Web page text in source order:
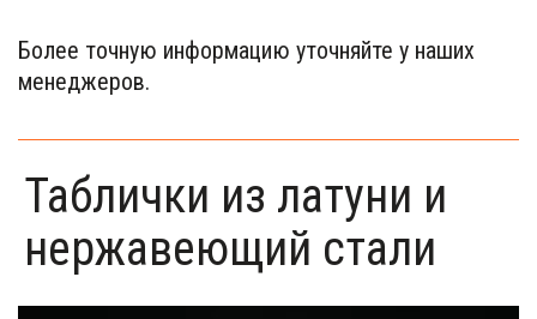
Более точную информацию уточняйте у наших
менеджеров.
Таблички из латуни и
нержавеющий стали